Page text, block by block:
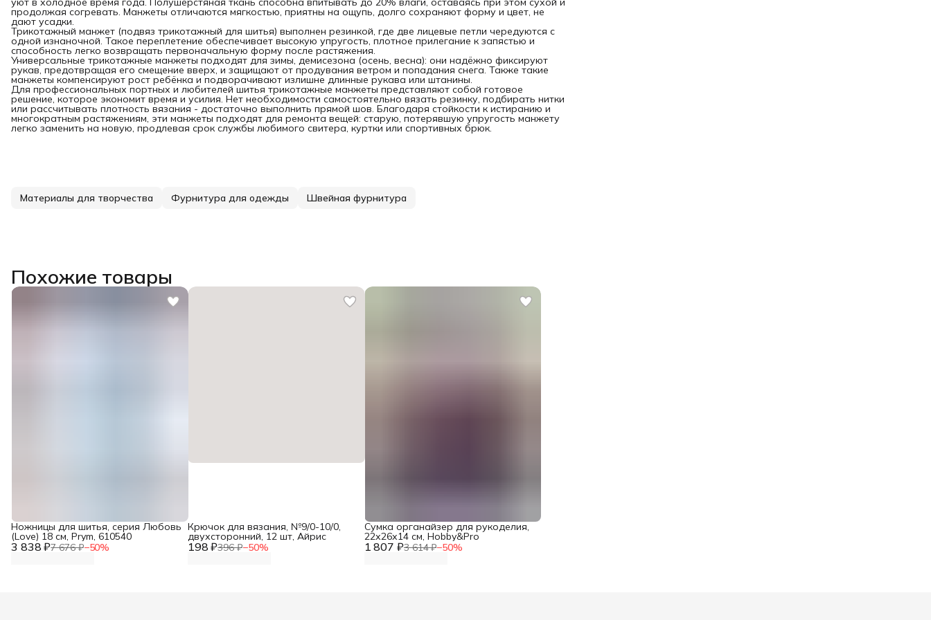
ремонта вещей: старую, потерявшую упругость манжету легко
заменить на новую, продлевая срок службы любимого
продолжая согревать. Манжеты отличаются мягкостью, приятны на ощупь, долго сохраняют форму и цвет, не
дают усадки.
Трикотажный манжет (подвяз трикотажный для шитья) выполнен резинкой, где две лицевые петли чередуются с
одной изнаночной. Такое переплетение обеспечивает высокую упругость, плотное прилегание к запястью и
способность легко возвращать первоначальную форму после растяжения.
Универсальные трикотажные манжеты подходят для зимы, демисезона (осень, весна): они надёжно фиксируют
рукав, предотвращая его смещение вверх, и защищают от продувания ветром и попадания снега. Также такие
манжеты компенсируют рост ребёнка и подворачивают излишне длинные рукава или штанины.
Для профессиональных портных и любителей шитья трикотажные манжеты представляют собой готовое
решение, которое экономит время и усилия. Нет необходимости самостоятельно вязать резинку, подбирать нитки
или рассчитывать плотность вязания - достаточно выполнить прямой шов. Благодаря стойкости к истиранию и
многократным растяжениям, эти манжеты подходят для ремонта вещей: старую, потерявшую упругость манжету
легко заменить на новую, продлевая срок службы любимого свитера, куртки или спортивных брюк.
Материалы для творчества Фурнитура для одежды Швейная фурнитура
Похожие товары
3 838 ₽7 676 ₽−50%
Ножницы для шитья, серия Любовь
(Love) 18 см, Prym, 610540
198 ₽396 ₽−50%
Крючок для вязания, №9/0-10/0,
двухсторонний, 12 шт, Айрис
1 807 ₽3 614 ₽−50%
Сумка органайзер для рукоделия,
22х26х14 см, Hobby&Pro